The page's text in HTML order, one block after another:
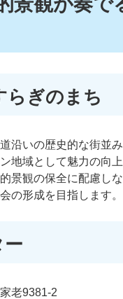
らぎのまち
沿いの歴史的な街並
地域として魅力の向上
景観の保全に配慮し
の形成を目指します。
ー
老9381-2